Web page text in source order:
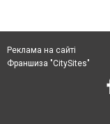
Реклама на сайті
Франшиза "CitySites"